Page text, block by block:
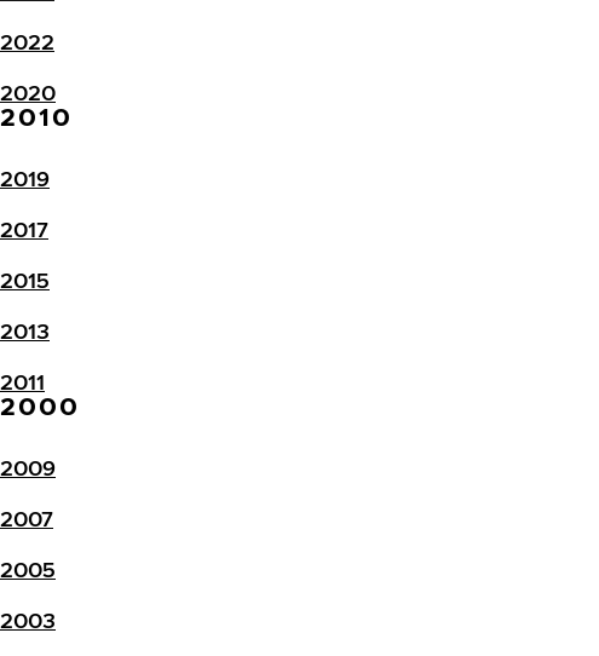
2022
2020
2010
2019
2017
2015
2013
2011
2000
2009
2007
2005
2003